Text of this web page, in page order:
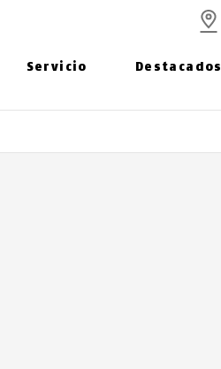
Servicio Destacados